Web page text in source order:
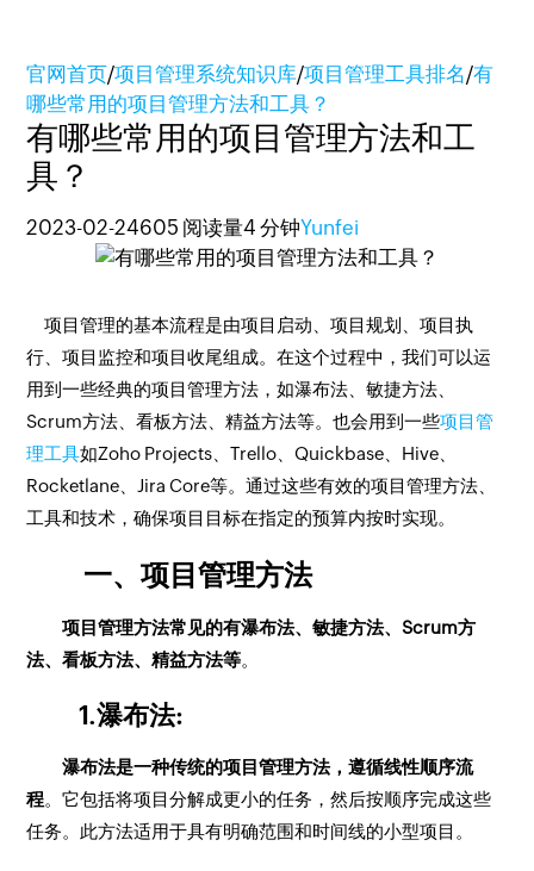
官网首页/项目管理系统知识库/项目管理工具排名/有
哪些常用的项目管理方法和工具？
有哪些常用的项目管理方法和工
具？
2023-02-24605 阅读量4 分钟Yunfei
项目管理的基本流程是由项目启动、项目规划、项目执
行、项目监控和项目收尾组成。在这个过程中，我们可以运
用到一些经典的项目管理方法，如瀑布法、敏捷方法、
Scrum方法、看板方法、精益方法等。也会用到一些项目管
理工具如Zoho Projects、Trello、Quickbase、Hive、
Rocketlane、Jira Core等。通过这些有效的项目管理方法、
工具和技术，确保项目目标在指定的预算内按时实现。
一、项目管理方法
项目管理方法常见的有瀑布法、敏捷方法、Scrum方
法、看板方法、精益方法等。
1.瀑布法:
瀑布法是一种传统的项目管理方法，遵循线性顺序流
程。它包括将项目分解成更小的任务，然后按顺序完成这些
任务。此方法适用于具有明确范围和时间线的小型项目。